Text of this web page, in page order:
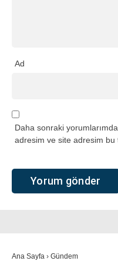
Ad
Daha sonraki
adresim ve site adresim bu
Ana Sayfa › Gündem